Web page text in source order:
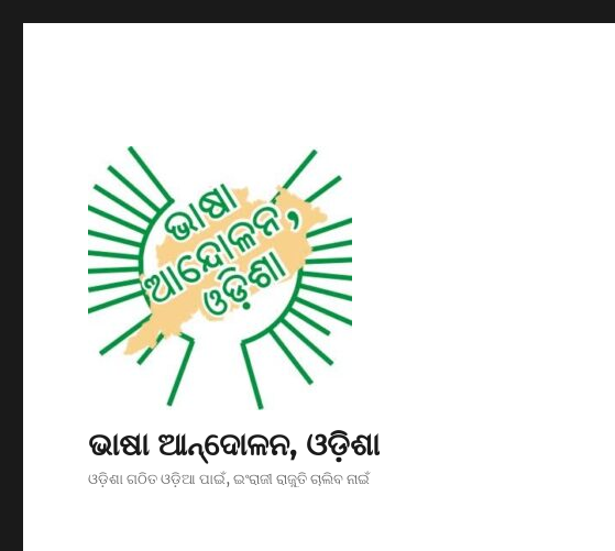
ଭାଷା ଆନ୍ଦୋଳନ, ଓଡ଼ିଶା
ଓଡ଼ିଶା ଗଠିତ ଓଡ଼ିଆ ପାଇଁ, ଇଂରାଜୀ ରାଜୁତି ଚାଲିବ ନାଇଁ